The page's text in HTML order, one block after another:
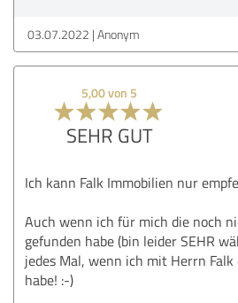
03.07.2022 Anonym
5,00 von 5
SEHR GUT
Ich kann Falk Immobilien nur
Auch wenn ich für mich die noch
gefunden habe (bin leider SEHR
jedes Mal, wenn ich mit Herrn
habe! :-)